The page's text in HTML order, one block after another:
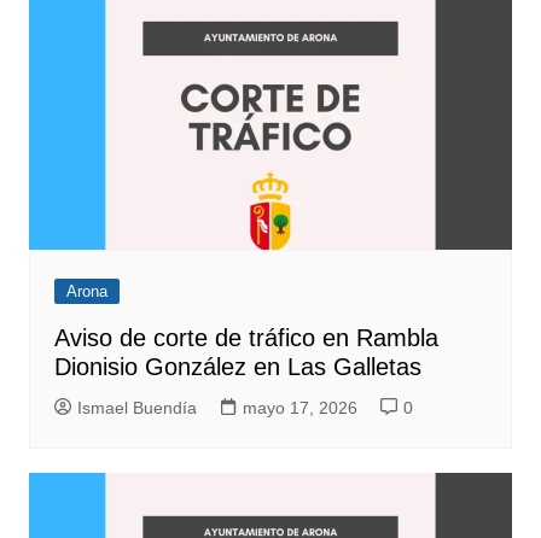
Arona
Aviso de corte de tráfico en Rambla
Dionisio González en Las Galletas
Ismael Buendía mayo 17, 2026 0